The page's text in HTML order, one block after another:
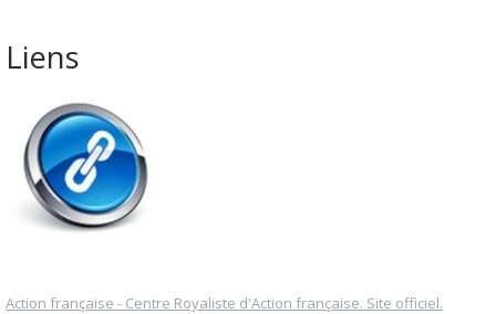
Liens
Action française - Centre Royaliste d'Action française. Site officiel.